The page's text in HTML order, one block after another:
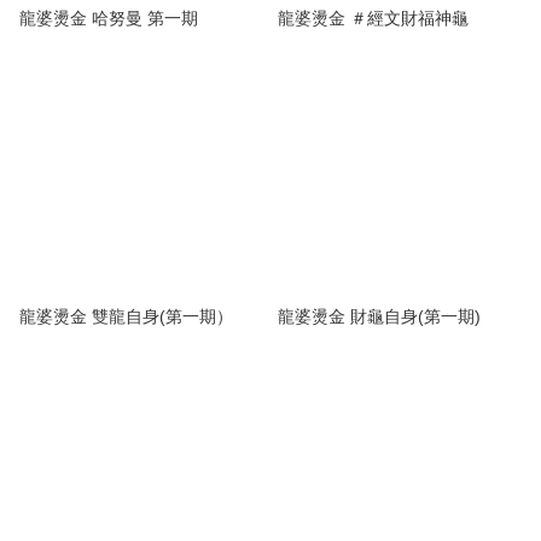
龍婆燙金 哈努曼 第一期 龍婆燙金 ＃經文財福神龜
龍婆燙金 雙龍自身(第一期） 龍婆燙金 財龜自身(第一期)